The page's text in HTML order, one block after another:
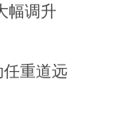
幅调升
任重道远